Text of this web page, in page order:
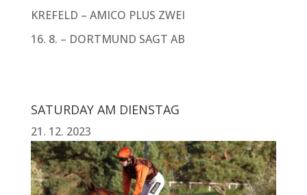
KREFELD – AMICO PLUS ZWEI
16. 8. – DORTMUND SAGT AB
SATURDAY AM DIENSTAG
21. 12. 2023